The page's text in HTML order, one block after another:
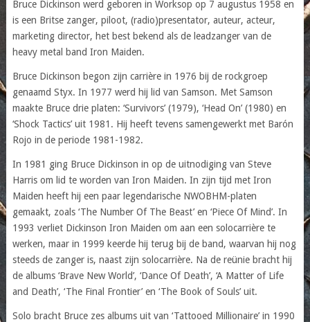
Bruce Dickinson werd geboren in Worksop op 7 augustus 1958 en
is een Britse zanger, piloot, (radio)presentator, auteur, acteur,
marketing director, het best bekend als de leadzanger van de
heavy metal band Iron Maiden.
Bruce Dickinson begon zijn carrière in 1976 bij de rockgroep
genaamd Styx. In 1977 werd hij lid van Samson. Met Samson
maakte Bruce drie platen: ‘Survivors’ (1979), ‘Head On’ (1980) en
‘Shock Tactics’ uit 1981. Hij heeft tevens samengewerkt met Barón
Rojo in de periode 1981-1982.
In 1981 ging Bruce Dickinson in op de uitnodiging van Steve
Harris om lid te worden van Iron Maiden. In zijn tijd met Iron
Maiden heeft hij een paar legendarische NWOBHM-platen
gemaakt, zoals ‘The Number Of The Beast’ en ‘Piece Of Mind’. In
1993 verliet Dickinson Iron Maiden om aan een solocarrière te
werken, maar in 1999 keerde hij terug bij de band, waarvan hij nog
steeds de zanger is, naast zijn solocarrière. Na de reünie bracht hij
de albums ‘Brave New World’, ‘Dance Of Death’, ‘A Matter of Life
and Death’, ‘The Final Frontier’ en ‘The Book of Souls’ uit.
Solo bracht Bruce zes albums uit van ‘Tattooed Millionaire’ in 1990